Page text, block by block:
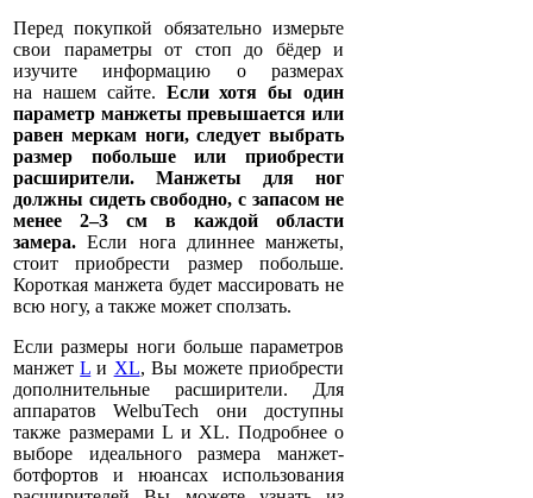
Перед покупкой обязательно измерьте
свои параметры от стоп до бёдер и
изучите информацию о размерах
на нашем сайте. Если хотя бы один
параметр манжеты превышается или
равен меркам ноги, следует выбрать
размер побольше или приобрести
расширители. Манжеты для ног
должны сидеть свободно, с запасом не
менее 2–3 см в каждой области
замера. Если нога длиннее манжеты,
стоит приобрести размер побольше.
Короткая манжета будет массировать не
всю ногу, а также может сползать.
Если размеры ноги больше параметров
манжетL и XL, Вы можете приобрести
дополнительные расширители. Для
аппаратов WelbuTech они доступны
также размерами L и XL. Подробнее о
выборе идеального размера манжет-
ботфортов и нюансах использования